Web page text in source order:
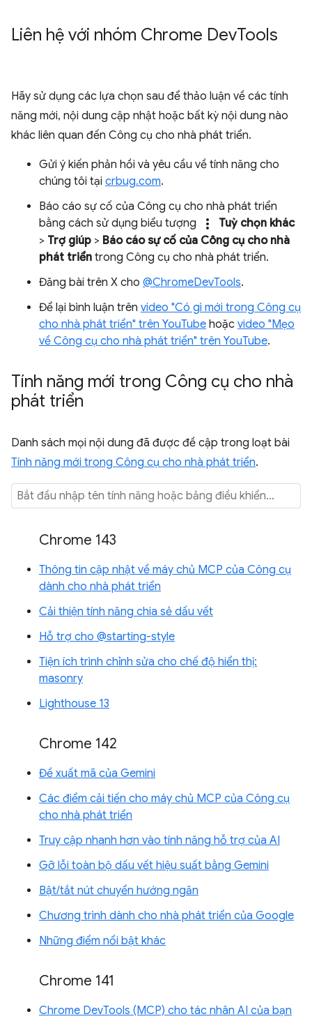
Liên hệ với nhóm Chrome DevTools
Hãy sử dụng các lựa chọn sau để thảo luận về các tính
năng mới, nội dung cập nhật hoặc bất kỳ nội dung nào
khác liên quan đến Công cụ cho nhà phát triển.
Gửi ý kiến phản hồi và yêu cầu về tính năng cho
chúng tôi tại crbug.com.
Báo cáo sự cố của Công cụ cho nhà phát triển
bằng cách sử dụng biểu tượng
more_vert
Tuỳ chọn khác
> Trợ giúp > Báo cáo sự cố của Công cụ cho nhà
phát triển trong Công cụ cho nhà phát triển.
Đăng bài trên X cho @ChromeDevTools.
Để lại bình luận trên video "Có gì mới trong Công cụ
cho nhà phát triển" trên YouTube hoặc video "Mẹo
về Công cụ cho nhà phát triển" trên YouTube.
Tính năng mới trong Công cụ cho nhà
phát triển
Danh sách mọi nội dung đã được đề cập trong loạt bài
Tính năng mới trong Công cụ cho nhà phát triển.
Chrome 143
Thông tin cập nhật về máy chủ MCP của Công cụ
dành cho nhà phát triển
Cải thiện tính năng chia sẻ dấu vết
Hỗ trợ cho @starting-style
Tiện ích trình chỉnh sửa cho chế độ hiển thị:
masonry
Lighthouse 13
Chrome 142
Đề xuất mã của Gemini
Các điểm cải tiến cho máy chủ MCP của Công cụ
cho nhà phát triển
Truy cập nhanh hơn vào tính năng hỗ trợ của AI
Gỡ lỗi toàn bộ dấu vết hiệu suất bằng Gemini
Bật/tắt nút chuyển hướng ngăn
Chương trình dành cho nhà phát triển của Google
Những điểm nổi bật khác
Chrome 141
Chrome DevTools (MCP) cho tác nhân AI của bạn